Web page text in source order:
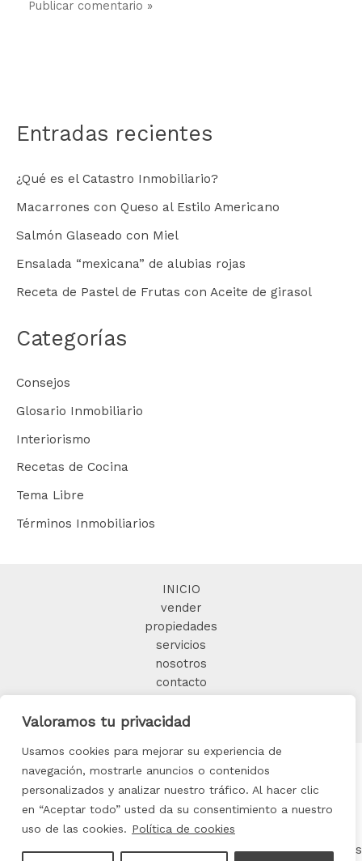
Valoramos tu privacidad
Usamos cookies para mejorar su experiencia de
navegación, mostrarle anuncios o contenidos
personalizados y analizar nuestro tráfico. Al hacer clic
en “Aceptar todo” usted da su consentimiento a nuestro
uso de las cookies. Política de cookies
Entradas recientes
¿Qué es el Catastro Inmobiliario?
Macarrones con Queso al Estilo Americano
Salmón Glaseado con Miel
Ensalada “mexicana” de alubias rojas
Receta de Pastel de Frutas con Aceite de girasol
Categorías
Consejos
Glosario Inmobiliario
Interiorismo
Recetas de Cocina
Tema Libre
Términos Inmobiliarios
INICIO
vender
propiedades
servicios
nosotros
contacto
Copyright © 2025 FORMIDABLE HOME
Aviso legal|Política de privacidad|Política de cookis